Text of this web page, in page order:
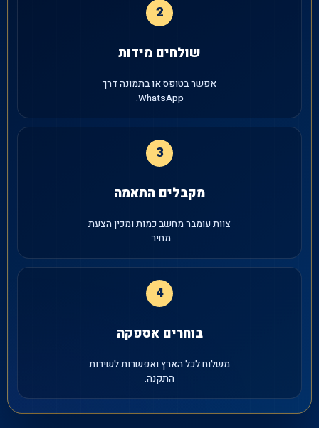
2
שולחים מידות
אפשר בטופס או בתמונה דרך
WhatsApp.
3
מקבלים התאמה
צוות עומבר מחשב כמות ומכין הצעת
מחיר.
4
בוחרים אספקה
משלוח לכל הארץ ואפשרות לשירות
התקנה.